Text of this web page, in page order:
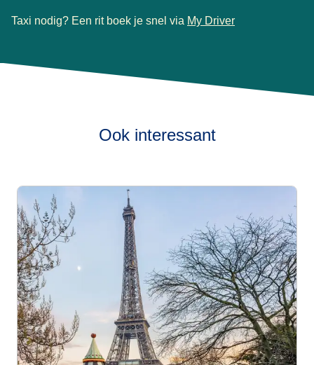
Taxi nodig? Een rit boek je snel via My Driver
Ook interessant